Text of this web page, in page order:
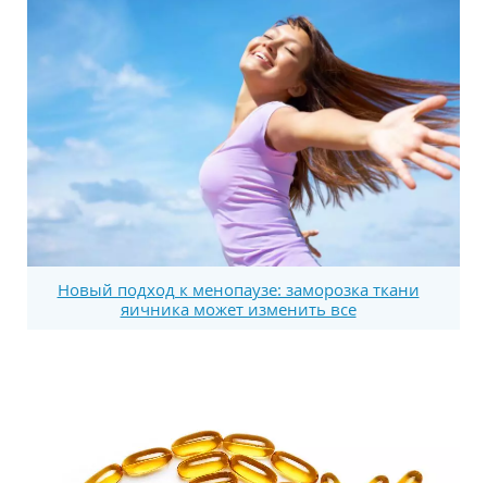
Новый подход к менопаузе: заморозка ткани
яичника может изменить все